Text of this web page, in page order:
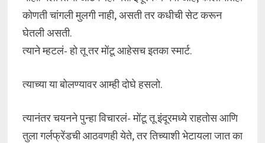
कोणती चांगली मुलगी नाही, असती तर कधीची सेट करून
घेतली असती.
त्याने म्हटलं- हो तू तर मोंटू आहेसच इतका स्मार्ट.
त्याच्या या बोलण्यावर आम्ही दोघे हसलो.
त्यानंतर चयनने पुन्हा विचारलं- मोंटू तू इंदूरमध्ये राहतोस आणि
तुला गर्लफ्रेंडची आठवणही येते, तर तिच्याशी भेटायला जात का